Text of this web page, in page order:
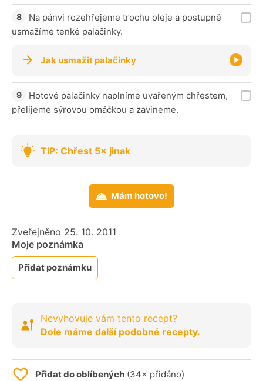
Na pánvi rozehřejeme trochu oleje a postupně
usmažíme tenké palačinky.
Jak usmažit palačinky
Hotové palačinky naplníme uvařeným chřestem,
přelijeme sýrovou omáčkou a zavineme.
TIP: Chřest 5× jinak
Mám hotovo!
Zveřejněno 25. 10. 2011
Moje poznámka
Přidat poznámku
Nevyhovuje vám tento recept?
Dole máme další podobné recepty.
Přidat do oblíbených (34× přidáno)